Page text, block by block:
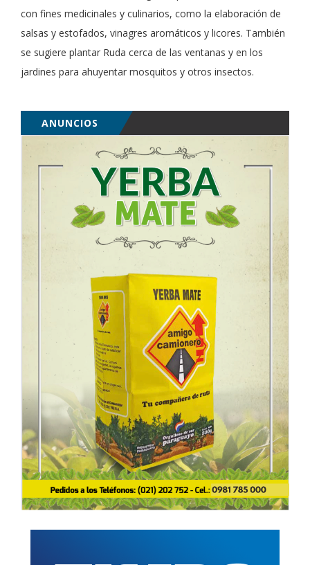
con fines medicinales y culinarios, como la elaboración de
salsas y estofados, vinagres aromáticos y licores. También
se sugiere plantar Ruda cerca de las ventanas y en los
jardines para ahuyentar mosquitos y otros insectos.
ANUNCIOS